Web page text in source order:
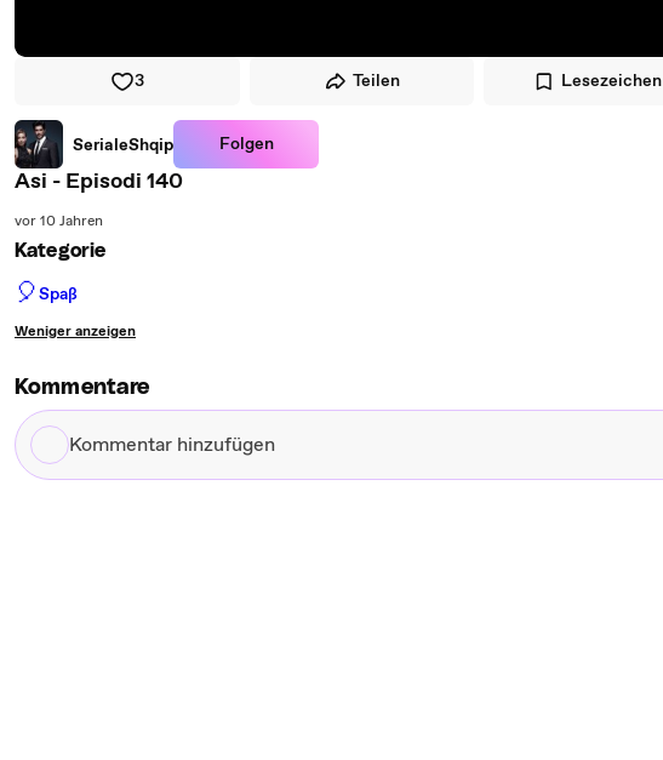
3 Teilen Lesezeichen
SerialeShqip Folgen
Asi - Episodi 140
vor 10 Jahren
Kategorie
🎈Spaß
Weniger anzeigen
Kommentare
Kommentar
hinzufügen